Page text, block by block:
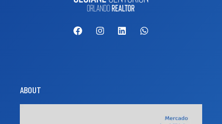
ABOUT